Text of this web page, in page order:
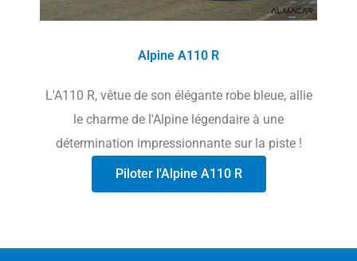
Alpine A110 R
L'A110 R, vêtue de son élégante robe bleue, allie
le charme de l'Alpine légendaire à une
détermination impressionnante sur la piste !
Piloter l'Alpine A110 R